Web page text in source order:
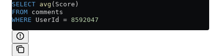
SELECT avg (Score)
FROM comments
WHERE UserId = 8592047